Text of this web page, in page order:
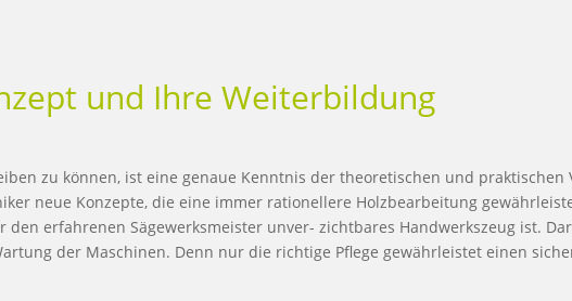
und Ihre Weiterbildung
zu können, ist eine genaue Kenntnis der theoretischen und
neue Konzepte, die eine immer rationellere Holzbearbeitung
den erfahrenen Sägewerksmeister unver- zichtbares Handwerkszeug ist.
der Maschinen. Denn nur die richtige Pflege gewährleistet einen